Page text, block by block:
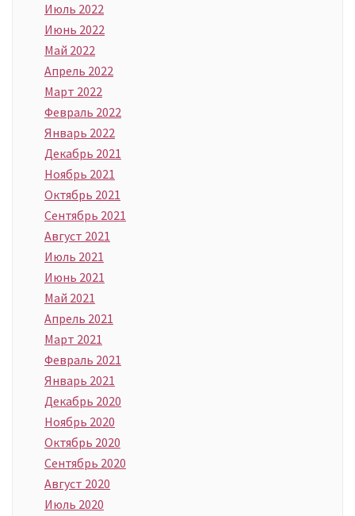
Июль 2022
Июнь 2022
Май 2022
Апрель 2022
Март 2022
Февраль 2022
Январь 2022
Декабрь 2021
Ноябрь 2021
Октябрь 2021
Сентябрь 2021
Август 2021
Июль 2021
Июнь 2021
Май 2021
Апрель 2021
Март 2021
Февраль 2021
Январь 2021
Декабрь 2020
Ноябрь 2020
Октябрь 2020
Сентябрь 2020
Август 2020
Июль 2020